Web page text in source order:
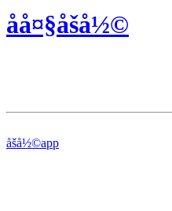
åå¤§åšå½©
åšå½©app